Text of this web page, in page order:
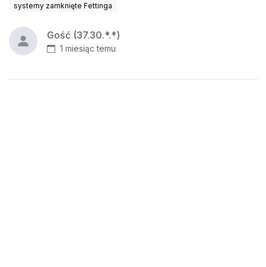
systemy zamknięte Fettinga
Gość (37.30.*.*)
1 miesiąc temu